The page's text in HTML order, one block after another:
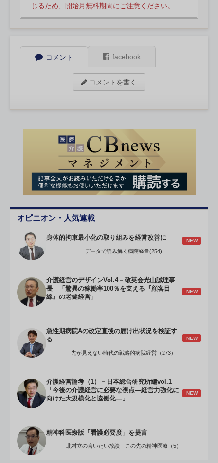
じるため、開始月無料期間にご注意ください。
コメント facebook
コメントを書く
オピニオン・人気連載
身体的拘束最小化の取り組みを経営改善に NEW
データで読み解く病院経営(254)
介護経営のデザインVol.4－敬英会光山誠理事
長 「驚異の稼働率100％を支える『顧客目
線』の老健経営」
NEW
急性期病院Aの改定直後の届け出状況を検証す
る
NEW
先が見えない時代の戦略的病院経営（273）
介護経営論考（1）－日本総合研究所編vol.1
「今後の介護経営に必要な視点―経営力強化に
向けた大規模化と協働化―」
NEW
精神科医療版「看護必要度」を提言
北村立の言いたい放談 この先の精神医療（5）